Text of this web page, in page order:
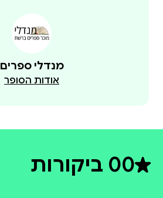
מנדלי ספרים
אודות הסופר
0דירוג ממוצע 0 מתוך 5
0 ביקורות